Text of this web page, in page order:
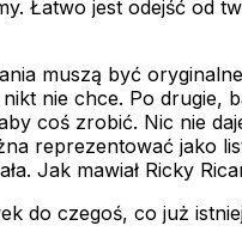
Łatwo jest odejść od
muszą być
nie chce. Po drugie,
coś zrobić. Nic nie
reprezentować
Jak mawiał Ricky
czegoś, co już